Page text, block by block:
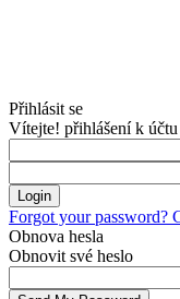
Přihlásit se
Vítejte! přihlášení k účtu
Forgot your password?
Obnova hesla
Obnovit své heslo